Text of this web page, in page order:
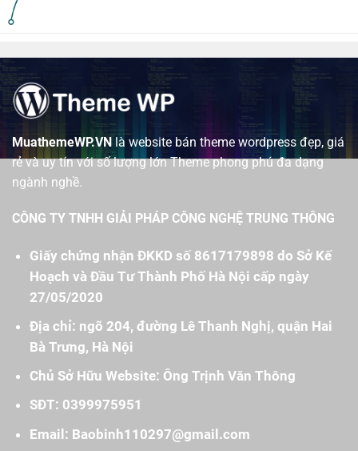
MuathemeWP.VNlà website bán theme wordpress đẹp, giá
rẻ và uy tín với số lượng lớn Theme phong phú đa dạng
ngành nghề.
CÔNG TY TNHH GIẢI PHÁP CÔNG NGHỆ TRUNG THÔNG
Giấy chứng nhận ĐKKD số 8617179898 do Sở Kế
Hoạch và Đầu Tư Thành Phố Hà Nội cấp ngày
27/05/2020
Địa chỉ: ngõ 204, đường Lê Thanh Nghị, quận Hai
Bà Trưng, Hà Nội
Chủ Sở Hữu Website: Ông Trịnh Văn Thông
SĐT: 0399975951
Email: Baobinh110297@gmail.com